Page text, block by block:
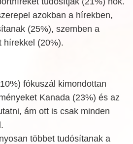
azokban a hírekben,
(25%), szemben a
hírekkel (20%).
fókuszál kimondottan
Kanada (23%) és az
ám ott is csak minden
többet tudósítanak a